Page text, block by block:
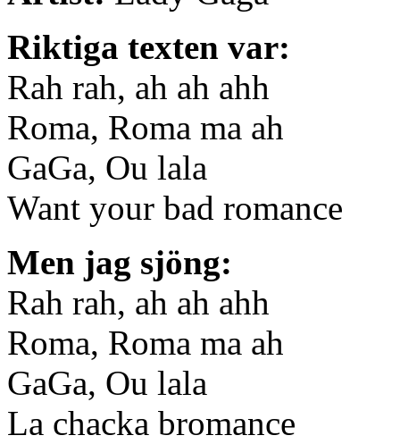
Riktiga texten var:
Rah rah, ah ah ahh
Roma, Roma ma ah
GaGa, Ou lala
Want your bad romance
Men jag sjöng:
Rah rah, ah ah ahh
Roma, Roma ma ah
GaGa, Ou lala
La chacka bromance